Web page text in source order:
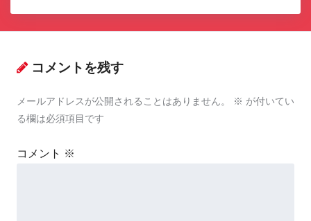
コメントを残す
メールアドレスが公開されることはありません。 ※ が付いてい
る欄は必須項目です
コメント ※